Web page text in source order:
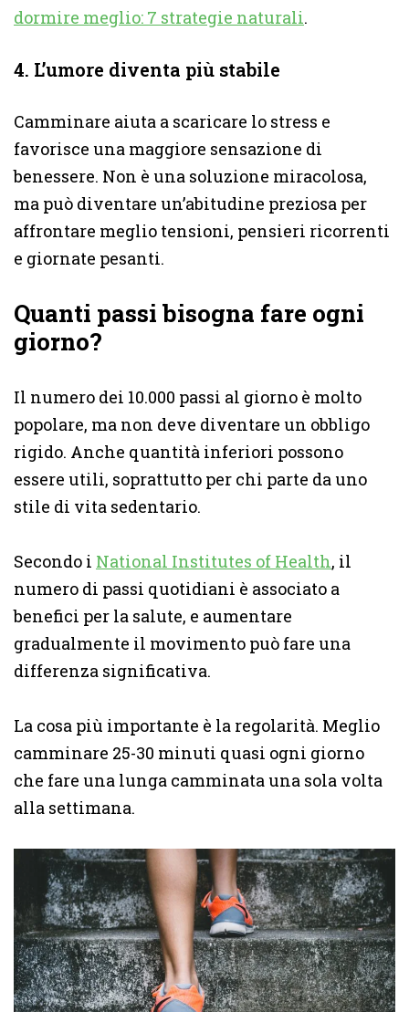
dormire meglio: 7 strategie naturali.
4. L’umore diventa più stabile
Camminare aiuta a scaricare lo stress e
favorisce una maggiore sensazione di
benessere. Non è una soluzione miracolosa,
ma può diventare un’abitudine preziosa per
affrontare meglio tensioni, pensieri ricorrenti
e giornate pesanti.
Quanti passi bisogna fare ogni
giorno?
Il numero dei 10.000 passi al giorno è molto
popolare, ma non deve diventare un obbligo
rigido. Anche quantità inferiori possono
essere utili, soprattutto per chi parte da uno
stile di vita sedentario.
Secondo i National Institutes of Health, il
numero di passi quotidiani è associato a
benefici per la salute, e aumentare
gradualmente il movimento può fare una
differenza significativa.
La cosa più importante è la regolarità. Meglio
camminare 25-30 minuti quasi ogni giorno
che fare una lunga camminata una sola volta
alla settimana.